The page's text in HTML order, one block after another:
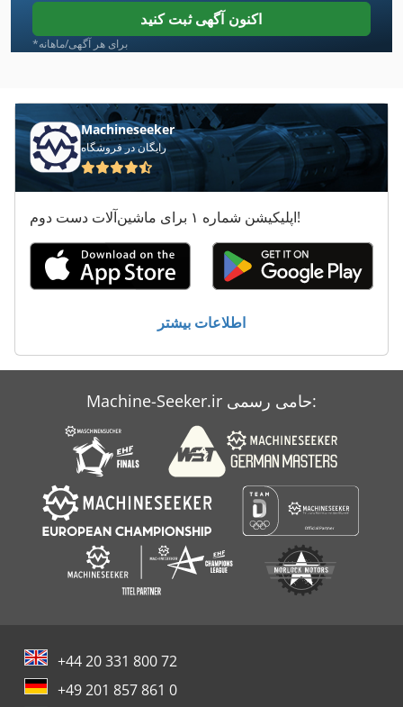
Wfl
Wiegand
Wkz
Wmw
Woerner
Wuko
Zfwz
مش
اکنون آگهی ثبت کنید
*برای هر آگهی/ماهانه
Machineseeker
رایگان در فروشگاه
اپلیکیشن شماره ۱ برای ماشین‌آلات دست دوم!
اطلاعات بیشتر
Machine-Seeker.ir حامی رسمی:
+44 20 331 800 72
+49 201 857 861 0